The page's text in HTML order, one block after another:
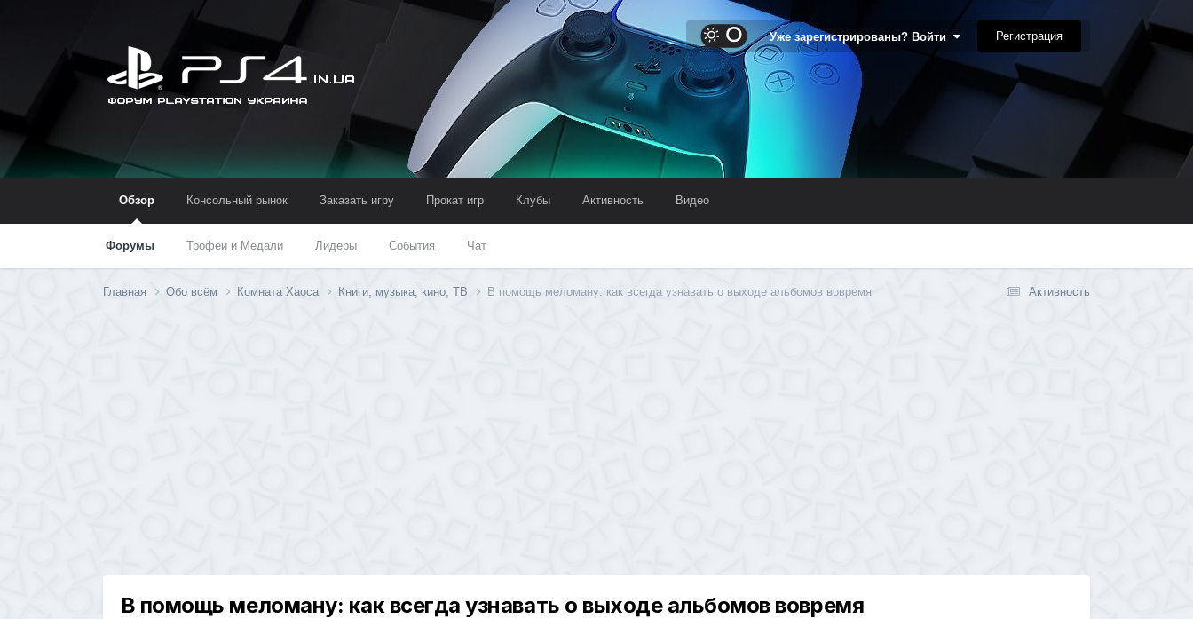
Уже зарегистрированы? Войти Регистрация
Обзор
Форумы Трофеи и Медали Лидеры События Чат
Консольный рынок Заказать игру Прокат игр Клубы Активность Видео
Активность
Главная Обо всём Комната Хаоса Книги, музыка, кино, ТВ В помощь меломану: как всегда узнавать о выходе альбомов вовремя
В помощь меломану: как всегда узнавать о выходе альбомов вовремя